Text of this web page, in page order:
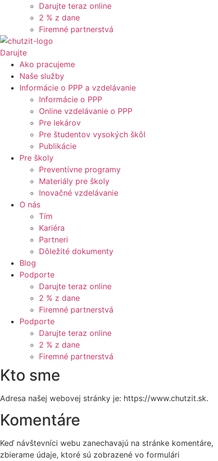
Darujte teraz online
2 % z dane
Firemné partnerstvá
Darujte
Ako pracujeme
Naše služby
Informácie o PPP a vzdelávanie
Informácie o PPP
Online vzdelávanie o PPP
Pre lekárov
Pre študentov vysokých škôl
Publikácie
Pre školy
Preventívne programy
Materiály pre školy
Inovačné vzdelávanie
O nás
Tím
Kariéra
Partneri
Dôležité dokumenty
Blog
Podporte
Darujte teraz online
2 % z dane
Firemné partnerstvá
Podporte
Darujte teraz online
2 % z dane
Firemné partnerstvá
Kto sme
Adresa našej webovej stránky je: https://www.chutzit.sk.
Komentáre
Keď návštevníci webu zanechavajú na stránke komentáre,
zbierame údaje, ktoré sú zobrazené vo formulári